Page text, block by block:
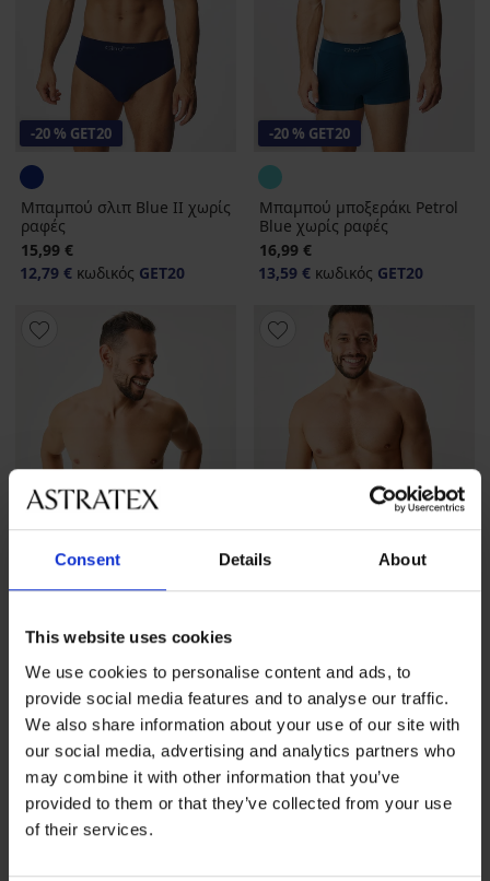
Consent Details About
This website uses cookies
We use cookies to personalise content and ads, to
provide social media features and to analyse our traffic.
We also share information about your use of our site with
our social media, advertising and analytics partners who
may combine it with other information that you’ve
provided to them or that they’ve collected from your use
of their services.
-20 % GET20
Μπαμπού σλιπ Blue II χωρίς
ραφές
15,99 €
12,79 € κωδικός GET20
-20 % GET20
Μπαμπού μποξεράκι Petrol
Blue χωρίς ραφές
16,99 €
13,59 € κωδικός GET20
Μπαμπού μποξεράκι Grey
χωρίς ραφές
16,99 €
13,59 €κωδικόςGET20
Μπαμπού σλιπ Blue χωρίς
ραφές Ι
15,99 €
12,79 €κωδικόςGET20